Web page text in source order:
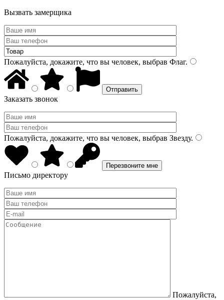
Вызвать замерщика
Пожалуйста, докажите, что вы человек, выбрав Флаг.
Заказать звонок
Пожалуйста, докажите, что вы человек, выбрав Звезду.
Письмо директору
Пожалуйста,